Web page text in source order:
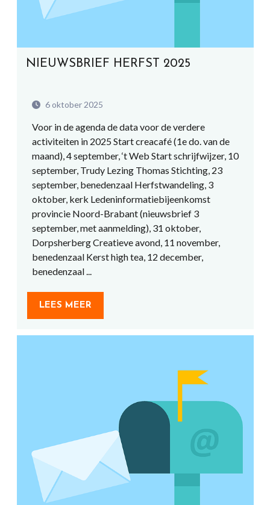
NIEUWSBRIEF HERFST 2025
6 oktober 2025
Voor in de agenda de data voor de verdere
activiteiten in 2025 Start creacafé (1e do. van de
maand), 4 september, ‘t Web Start schrijfwijzer, 10
september, Trudy Lezing Thomas Stichting, 23
september, benedenzaal Herfstwandeling, 3
oktober, kerk Ledeninformatiebijeenkomst
provincie Noord-Brabant (nieuwsbrief 3
september, met aanmelding), 31 oktober,
Dorpsherberg Creatieve avond, 11 november,
benedenzaal Kerst high tea, 12 december,
benedenzaal ...
LEES MEER